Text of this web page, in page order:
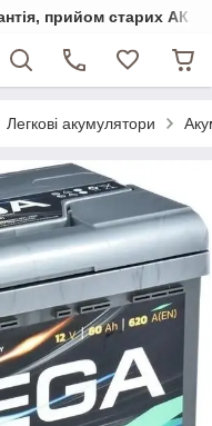
прийом старих АКБ
Легкові акумулятори